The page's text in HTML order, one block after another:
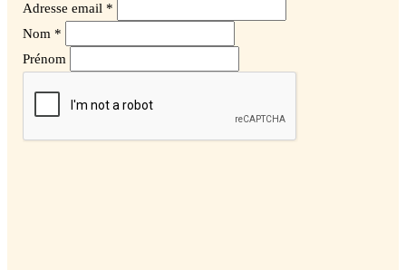
Adresse email *
Nom *
Prénom